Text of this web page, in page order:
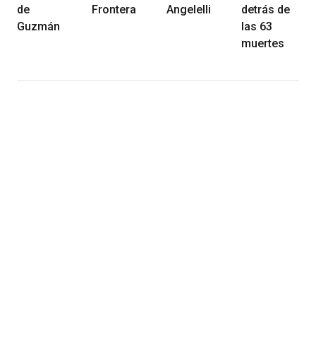
de
Guzmán
Frontera
Angelelli
detrás de
las 63
muertes